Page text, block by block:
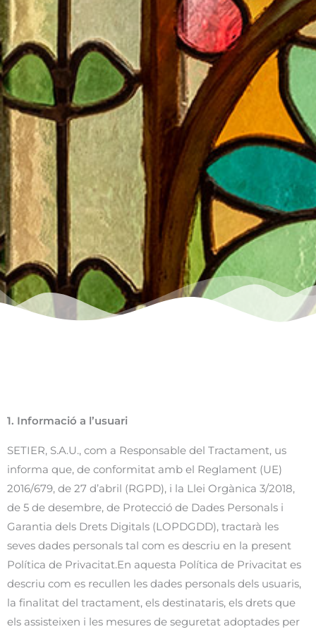
1. Informació a l’usuari
SETIER, S.A.U., com a Responsable del Tractament, us
informa que, de conformitat amb el Reglament (UE)
2016/679, de 27 d’abril (RGPD), i la Llei Orgànica 3/2018,
de 5 de desembre, de Protecció de Dades Personals i
Garantia dels Drets Digitals (LOPDGDD), tractarà les
seves dades personals tal com es descriu en la present
Política de Privacitat.En aquesta Política de Privacitat es
descriu com es recullen les dades personals dels usuaris,
la finalitat del tractament, els destinataris, els drets que
els assisteixen i les mesures de seguretat adoptades per